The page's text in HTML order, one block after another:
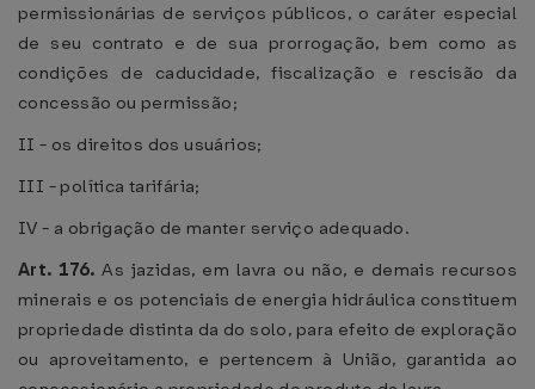
permissionárias de serviços públicos, o caráter especial
de seu contrato e de sua prorrogação, bem como as
condições de caducidade, fiscalização e rescisão da
concessão ou permissão;
II - os direitos dos usuários;
III - política tarifária;
IV - a obrigação de manter serviço adequado.
Art. 176.As jazidas, em lavra ou não, e demais recursos
minerais e os potenciais de energia hidráulica constituem
propriedade distinta da do solo, para efeito de exploração
ou aproveitamento, e pertencem à União, garantida ao